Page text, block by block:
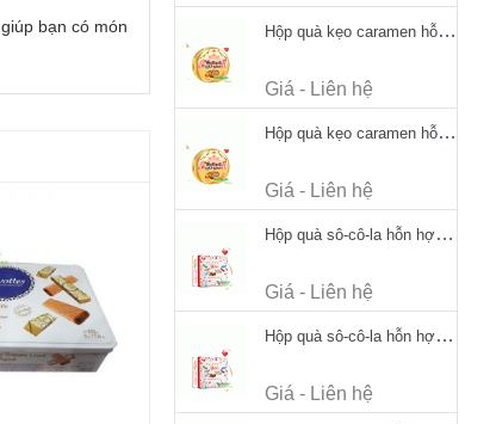
Hộp quà kẹo caramen hỗn hợp Werther's Original Caramel Candy 170g
Giá - Liên hệ
Hộp quà kẹo caramen hỗn hợp Werther's Original Caramel Candy 170g
Giá - Liên hệ
Hộp quà sô-cô-la hỗn hợp Merci Petits Chocolate Collection 125g thiếc
Giá - Liên hệ
Hộp quà sô-cô-la hỗn hợp Merci Petits Chocolate Collection 125g thiếc
Giá - Liên hệ
bạn có món